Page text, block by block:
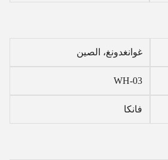
غوانغدونغ، الصين
WH-03
فانكا